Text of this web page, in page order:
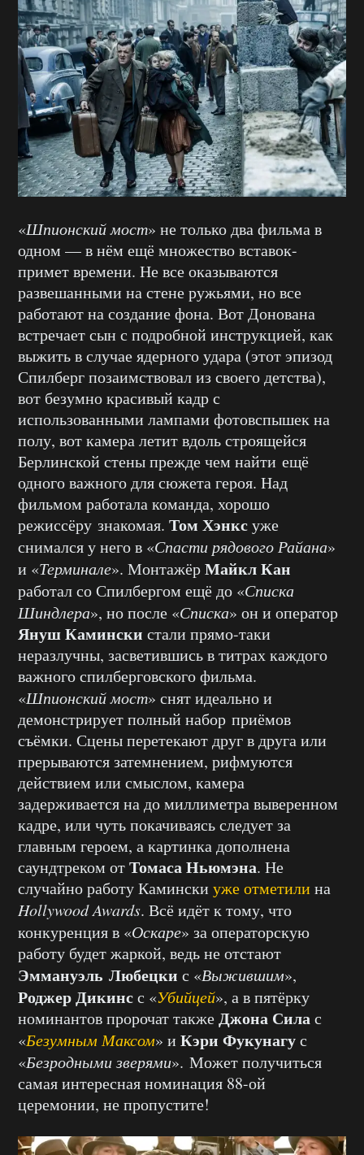
«Шпионский мост» не только два фильма в
одном — в нём ещё множество вставок-
примет времени. Не все оказываются
развешанными на стене ружьями, но все
работают на создание фона. Вот Донована
встречает сын с подробной инструкцией, как
выжить в случае ядерного удара (этот эпизод
Спилберг позаимствовал из своего детства),
вот безумно красивый кадр с
использованными лампами фотовспышек на
полу, вот камера летит вдоль строящейся
Берлинской стены прежде чем найти ещё
одного важного для сюжета героя. Над
фильмом работала команда, хорошо
режиссёру знакомая. Том Хэнксуже
снимался у него в «Спасти рядового Райана»
и «Терминале». МонтажёрМайкл Кан
работал со Спилбергом ещё до «Списка
Шиндлера», но после «Списка» он и оператор
Януш Камински стали прямо-таки
неразлучны, засветившись в титрах каждого
важного спилберговского фильма.
«Шпионский мост» снят идеально и
демонстрирует полный набор приёмов
съёмки. Сцены перетекают друг в друга или
прерываются затемнением, рифмуются
действием или смыслом, камера
задерживается на до миллиметра выверенном
кадре, или чуть покачиваясь следует за
главным героем, а картинка дополнена
саундтреком отТомаса Ньюмэна. Не
случайно работу Камински уже отметилина
Hollywood Awards. Всё идёт к тому, что
конкуренция в «Оскаре» за операторскую
работу будет жаркой, ведь не отстают
Эммануэль Любецки с «Выжившим»,
Роджер Дикинсс «Убийцей», а в пятёрку
номинантов пророчат такжеДжона Силас
«Безумным Максом» и Кэри Фукунагус
«Безродными зверями». Может получиться
самая интересная номинация 88-ой
церемонии, не пропустите!